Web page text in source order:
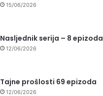
15/06/2026
Nasljednik serija – 8 epizoda
12/06/2026
Tajne prošlosti 69 epizoda
12/06/2026